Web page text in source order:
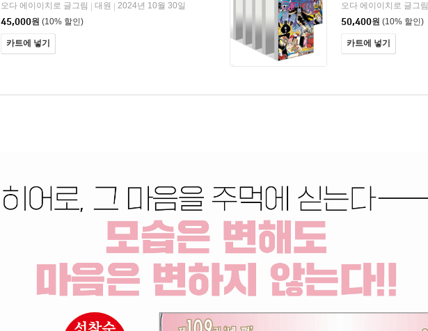
오다 에이이치로 글그림
대원
2024년 10월 30일
45,000원 (10% 할인)
카트에 넣기
오다 에이이치로 글그림
50,400원 (10% 할인)
카트에 넣기